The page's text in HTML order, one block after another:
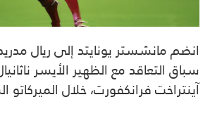
انضم مانشستر يونايتد إلى ريال
سباق التعاقد مع الظهير الأيسر
آينتراخت فرانكفورت، خلال